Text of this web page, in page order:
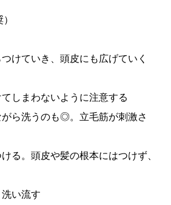
けていき、頭皮にも広げていく
しまわないように注意する
がら洗うのも◎。立毛筋が刺激さ
る。頭皮や髪の根本にはつけず、
い流す